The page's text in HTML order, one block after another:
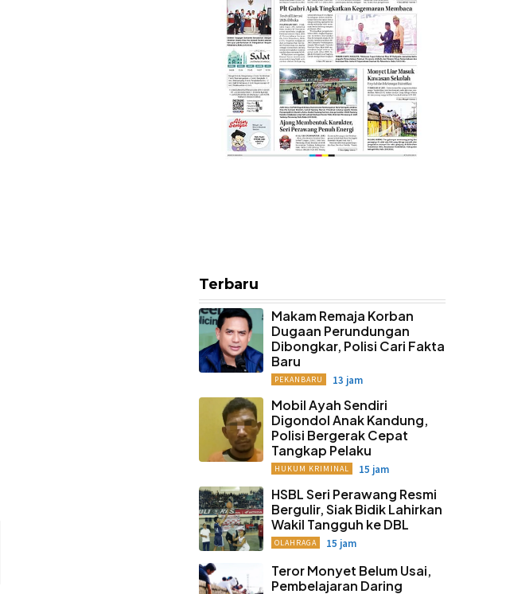
Terbaru
Makam Remaja Korban
Dugaan Perundungan
Dibongkar, Polisi Cari Fakta
Baru
PEKANBARU 13 jam
Mobil Ayah Sendiri
Digondol Anak Kandung,
Polisi Bergerak Cepat
Tangkap Pelaku
HUKUM KRIMINAL 15 jam
HSBL Seri Perawang Resmi
Bergulir, Siak Bidik Lahirkan
Wakil Tangguh ke DBL
OLAHRAGA 15 jam
Teror Monyet Belum Usai,
Pembelajaran Daring